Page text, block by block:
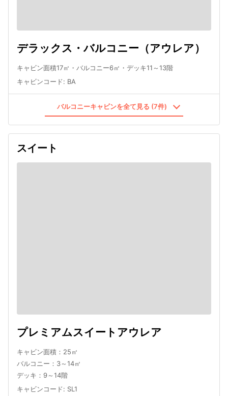
デラックス・バルコニー（アウレア）
キャビン面積17㎡・バルコニー6㎡・デッキ11～13階
キャビンコード: BA
バルコニーキャビンを全て見る (7件)
スイート
プレミアムスイートアウレア
キャビン面積：25㎡
バルコニー：3～14㎡
デッキ：9～14階
キャビンコード: SL1